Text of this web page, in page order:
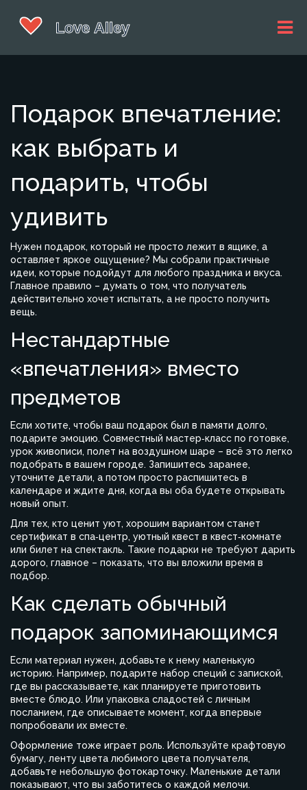
Подарок впечатление:
как выбрать и
подарить, чтобы
удивить
Нужен подарок, который не просто лежит в ящике, а
оставляет яркое ощущение? Мы собрали практичные
идеи, которые подойдут для любого праздника и вкуса.
Главное правило – думать о том, что получатель
действительно хочет испытать, а не просто получить
вещь.
Нестандартные
«впечатления» вместо
предметов
Если хотите, чтобы ваш подарок был в памяти долго,
подарите эмоцию. Совместный мастер‑класс по готовке,
урок живописи, полет на воздушном шаре – всё это легко
подобрать в вашем городе. Запишитесь заранее,
уточните детали, а потом просто распишитесь в
календаре и ждите дня, когда вы оба будете открывать
новый опыт.
Для тех, кто ценит уют, хорошим вариантом станет
сертификат в спа‑центр, уютный квест в квест‑комнате
или билет на спектакль. Такие подарки не требуют дарить
дорого, главное – показать, что вы вложили время в
подбор.
Как сделать обычный
подарок запоминающимся
Если материал нужен, добавьте к нему маленькую
историю. Например, подарите набор специй с запиской,
где вы рассказываете, как планируете приготовить
вместе блюдо. Или упаковка сладостей с личным
посланием, где описываете момент, когда впервые
попробовали их вместе.
Оформление тоже играет роль. Используйте крафтовую
бумагу, ленту цвета любимого цвета получателя,
добавьте небольшую фотокарточку. Маленькие детали
показывают, что вы заботитесь о каждой мелочи.